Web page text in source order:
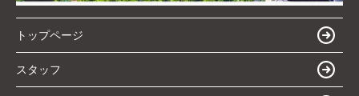
トップページ
スタッフ